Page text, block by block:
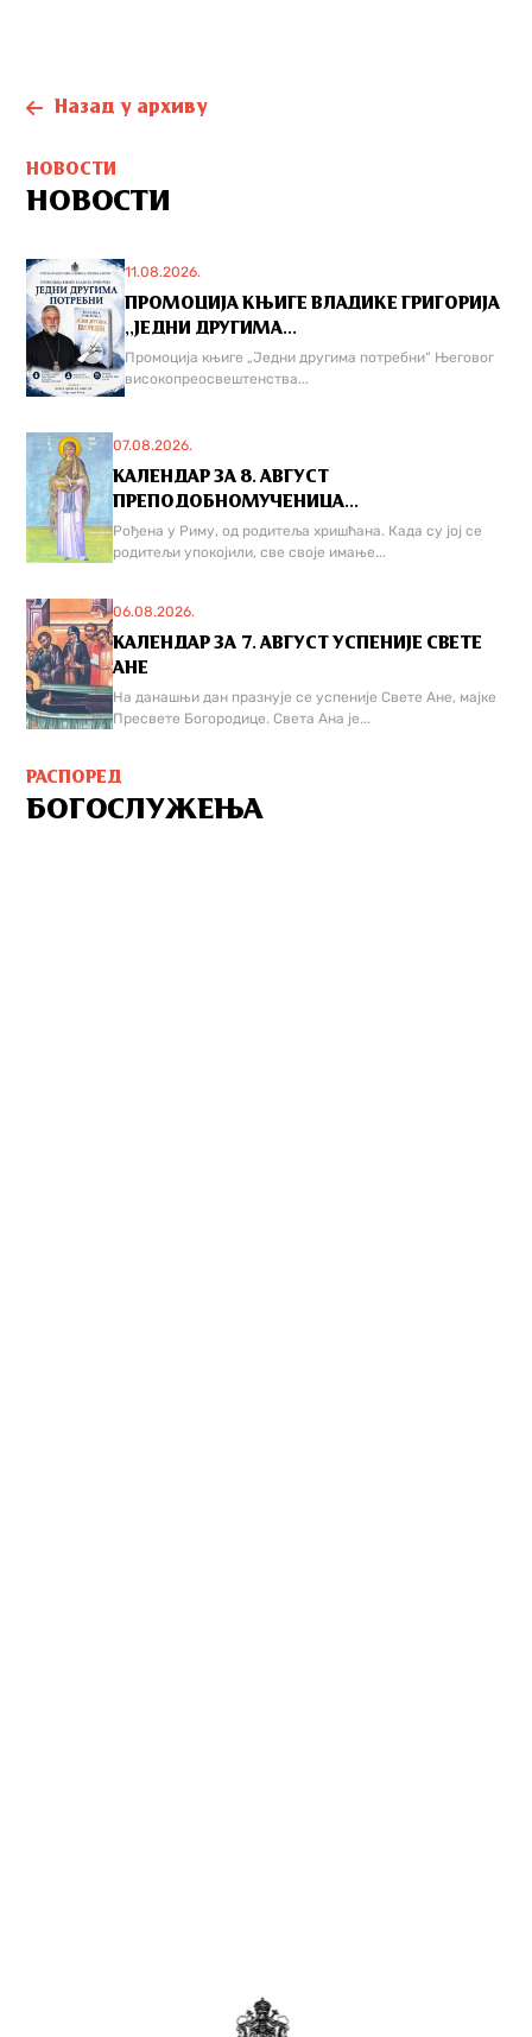
Назад у архиву
НОВОСТИ
НОВОСТИ
11.08.2026.
ПРОМОЦИЈА КЊИГЕ ВЛАДИКЕ ГРИГОРИЈА
,,ЈЕДНИ ДРУГИМА...
Промоција књиге „Једни другима потребни“ Његовог
високопреосвештенства...
07.08.2026.
КАЛЕНДАР ЗА 8. АВГУСТ
ПРЕПОДОБНОМУЧЕНИЦА...
Рођена у Риму, од родитеља хришћана. Када су јој се
родитељи упокојили, све своје имање...
06.08.2026.
КАЛЕНДАР ЗА 7. АВГУСТ УСПЕНИЈЕ СВЕТЕ
АНЕ
На данашњи дан празнује се успеније Свете Ане, мајке
Пресвете Богородице. Света Ана је...
РАСПОРЕД
БОГОСЛУЖЕЊА